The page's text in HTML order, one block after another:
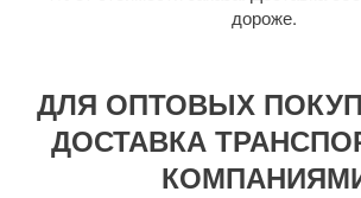
дороже.
ДЛЯ ОПТОВЫХ
ДОСТАВКА